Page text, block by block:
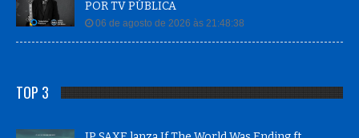
POR TV PÚBLICA
06 de agosto de 2026 às 21:48:38
TOP 3